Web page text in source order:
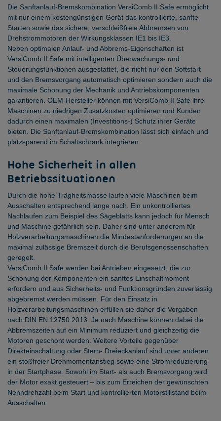
Die Sanftanlauf-Bremskombination VersiComb II Safe ermöglicht
mit nur einem kostengünstigen Gerät das kontrollierte, sanfte
Starten sowie das sichere, verschleißfreie Abbremsen von
Drehstrommotoren der Wirkungsklassen IE1 bis IE3.
Neben optimalen Anlauf- und Abbrems-Eigenschaften ist
VersiComb II Safe mit intelligenten Überwachungs- und
Steuerungsfunktionen ausgestattet, die nicht nur den Softstart
und den Bremsvorgang automatisch optimieren sondern auch die
maximale Schonung der Mechanik und Antriebskomponenten
garantieren. OEM-Hersteller können mit VersiComb II Safe ihre
Maschinen zu niedrigen Zusatzkosten optimieren und Kunden
dadurch einen maximalen (Investitions-) Schutz ihrer Geräte
bieten. Die Sanftanlauf-Bremskombination lässt sich einfach und
platzsparend im Schaltschrank integrieren.
Hohe Sicherheit in allen
Betriebssituationen
Durch die hohe Trägheitsmasse laufen viele Maschinen beim
Ausschalten entsprechend lange nach. Ein unkontrolliertes
Nachlaufen zum Beispiel des Sägeblatts kann jedoch für Mensch
und Maschine gefährlich sein. Daher sind unter anderem für
Holzverarbeitungsmaschinen die Mindestanforderungen an die
maximal zulässige Bremszeit durch die Berufsgenossenschaften
geregelt.
VersiComb II Safe werden bei Antrieben eingesetzt, die zur
Schonung der Komponenten ein sanftes Einschaltmoment
erfordern und aus Sicherheits- und Funktionsgründen zuverlässig
abgebremst werden müssen. Für den Einsatz in
Holzverarbeitungsmaschinen erfüllen sie daher die Vorgaben
nach DIN EN 12750:2013. Je nach Maschine können dabei die
Abbremszeiten auf ein Minimum reduziert und gleichzeitig die
Motoren geschont werden. Weitere Vorteile gegenüber
Direkteinschaltung oder Stern- Dreieckanlauf sind unter anderen
ein stoßfreier Drehmomentanstieg sowie eine Stromreduzierung
in der Startphase. Sowohl im Start- als auch Bremsvorgang wird
der Motor exakt gesteuert – bis zum Erreichen der gewünschten
Nenndrehzahl beim Start und kontrollierten Motorstillstand beim
Ausschalten.